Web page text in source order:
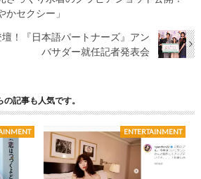
かセクシー」
！『日本語パートナーズ』アン
バサダー就任記者発表会
の記事も人気です。
ENTERTAINMENT